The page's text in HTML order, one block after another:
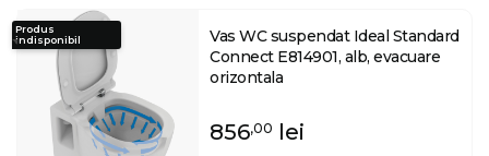
Vas WC suspendat Ideal Standard
Connect E814901, alb, evacuare
orizontala
856,00 lei
Produs
indisponibil